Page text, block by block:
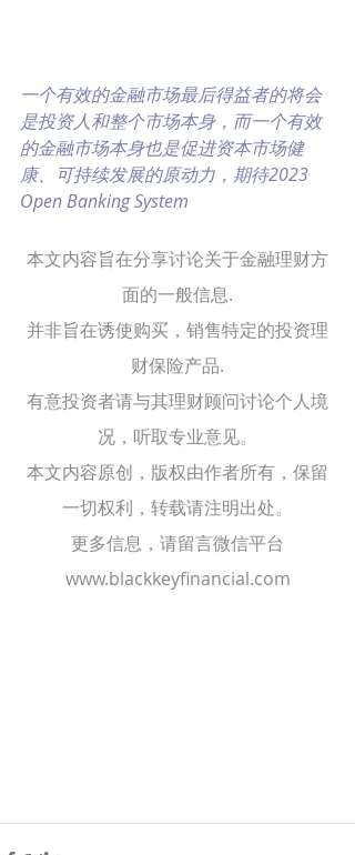
一个有效的金融市场最后得益者的将会
是投资人和整个市场本身，而一个有效
的金融市场本身也是促进资本市场健
康、可持续发展的原动力，期待2023
Open Banking System
本文内容旨在分享讨论关于金融理财方
面的一般信息.
并非旨在诱使购买，销售特定的投资理
财保险产品.
有意投资者请与其理财顾问讨论个人境
况，听取专业意见。
本文内容原创，版权由作者所有，保留
一切权利，转载请注明出处。
更多信息，请留言微信平台
www.blackkeyfinancial.com